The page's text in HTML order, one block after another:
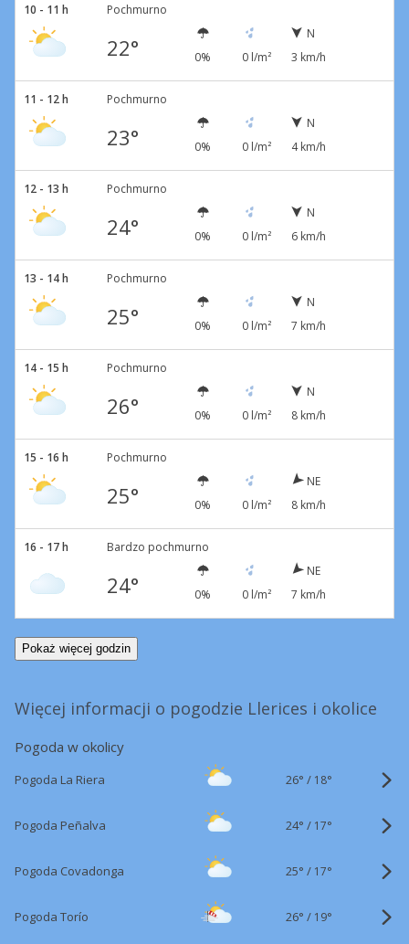
10 - 11 h Pochmurno
22° 0% 0 l/m²
N
3 km/h
11 - 12 h Pochmurno
23° 0% 0 l/m²
N
4 km/h
12 - 13 h Pochmurno
24° 0% 0 l/m²
N
6 km/h
13 - 14 h Pochmurno
25° 0% 0 l/m²
N
7 km/h
14 - 15 h Pochmurno
26° 0% 0 l/m²
N
8 km/h
15 - 16 h Pochmurno
25° 0% 0 l/m²
NE
8 km/h
16 - 17 h Bardzo pochmurno
24° 0% 0 l/m²
NE
7 km/h
Pokaż więcej godzin
Więcej informacji o pogodzie Llerices i okolice
Pogoda w okolicy
Pogoda La Riera 26° / 18°
Pogoda Peñalva 24° / 17°
Pogoda Covadonga 25° / 17°
Pogoda Torío 26° / 19°